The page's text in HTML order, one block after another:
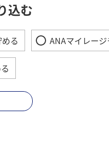
込む
る ANAマイレー